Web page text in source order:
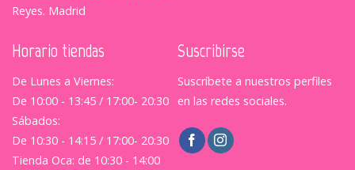
Reyes. Madrid
Horario tiendas
De Lunes a Viernes:
De 10:00 - 13:45 / 17:00- 20:30
Sábados:
De 10:30 - 14:15 / 17:00- 20:30
Tienda Oca: de 10:30 - 14:00
Suscribirse
Suscríbete a nuestros perfiles
en las redes sociales.